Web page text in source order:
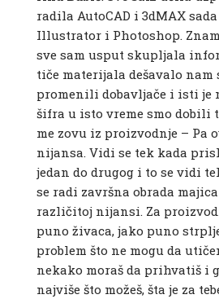
radila AutoCAD i 3dMAX
Illustrator i Photoshop.
sve sam usput skupljala
tiče materijala dešavalo nam
promenili dobavljače i isti je
šifra u isto vreme smo dobili
me zovu iz proizvodnje – Pa
nijansa. Vidi se tek kada
jedan do drugog i to se vidi
se radi završna obrada
različitoj nijansi. Za
puno živaca, jako puno
problem što ne mogu da
nekako moraš da prihvatiš i
najviše što možeš, šta je za